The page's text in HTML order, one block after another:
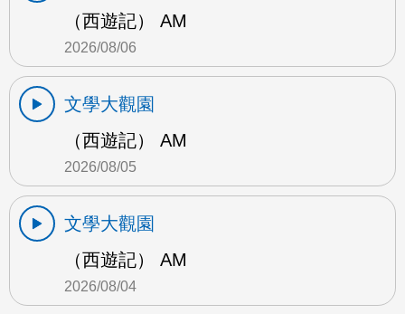
（西遊記） AM
2026/08/06
文學大觀園
（西遊記） AM
2026/08/05
文學大觀園
（西遊記） AM
2026/08/04